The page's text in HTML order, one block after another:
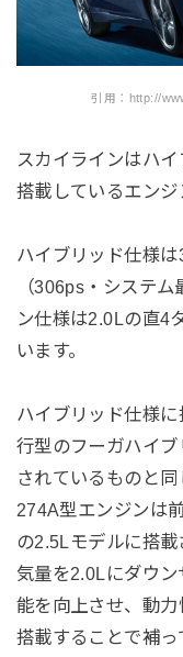
引用：http://
スカイラインはハ
搭載しているエンジ
ハイブリッド仕様
（306ps・システ
ン仕様は2.0Lの直4
います。
ハイブリッド仕様
行型のフーガハイ
されているものと
274A型エンジンは
の2.5Lモデルに搭
気量を2.0Lにダウ
能を向上させ、動
搭載することで補っ